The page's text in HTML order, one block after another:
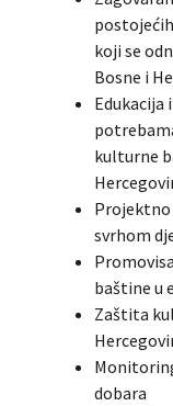
koji se
Bosne i
Edukacija
kulturne
Projektno
svrhom
baštine u
Zaštita
dobara